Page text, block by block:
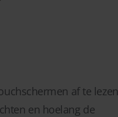
af te lezen
en hoelang de